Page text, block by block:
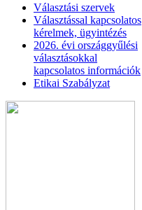
Választási szervek
Választással kapcsolatos
kérelmek, ügyintézés
2026. évi országgyűlési
választásokkal
kapcsolatos információk
Etikai Szabályzat